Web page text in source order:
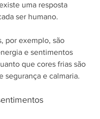
uma resposta
ser humano.
por exemplo, são
e sentimentos
que cores frias são
segurança e calmaria.